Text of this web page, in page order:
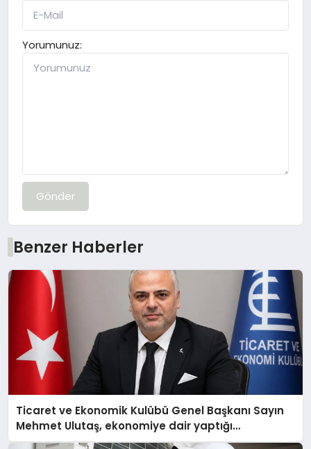
Yorumunuz:
Gönder
Benzer Haberler
Ticaret ve Ekonomik Kulübü Genel Başkanı Sayın
Mehmet Ulutaş, ekonomiye dair yaptığı
açıklamada şunları kaydetti: